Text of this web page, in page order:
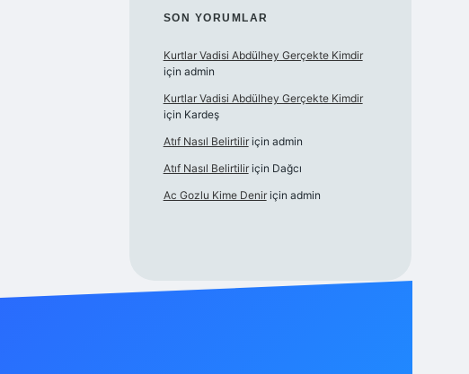
SON YORUMLAR
Kurtlar Vadisi Abdülhey Gerçekte Kimdir
için admin
Kurtlar Vadisi Abdülhey Gerçekte Kimdir
için Kardeş
Atıf Nasıl Belirtiliriçin admin
Atıf Nasıl Belirtiliriçin Dağcı
Ac Gozlu Kime Deniriçin admin